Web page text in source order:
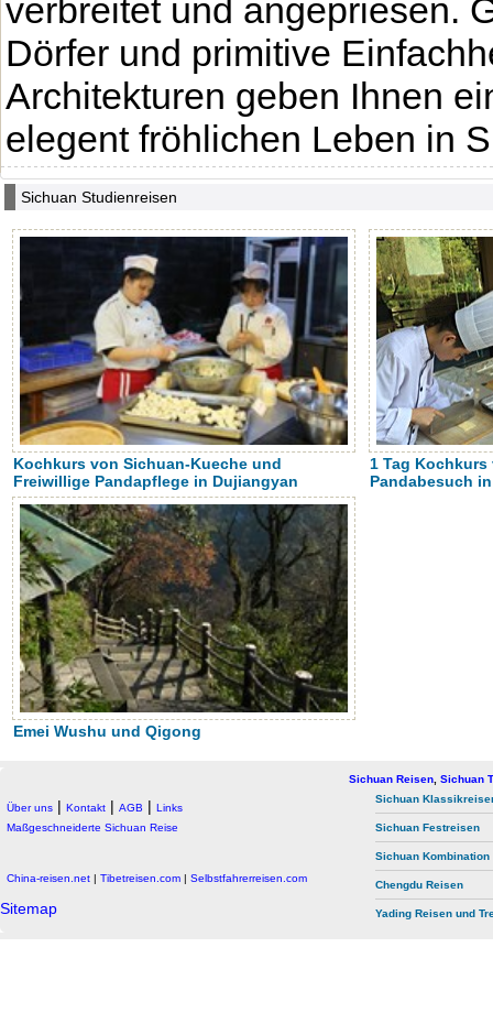
verbreitet und angepriesen.
Dörfer und primitive
Architekturen geben Ihnen
elegent fröhlichen Leben in
Sichuan Studienreisen
Kochkurs von Sichuan-Kueche und
Freiwillige Pandapflege in Dujiangyan
1 Tag
Pandabesuch
Emei Wushu und Qigong
Über uns | Kontakt | AGB | Links
Maßgeschneiderte Sichuan Reise
Sichuan Reisen, Sichuan
Sichuan
Sichuan Festreisen
Sichuan Kombination
Chengdu Reisen
Yading Reisen und
China-reisen.net | Tibetreisen.com | Selbstfahrerreisen.com
Sitemap